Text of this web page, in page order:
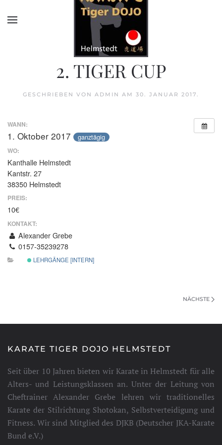
2. TIGER CUP
GESCHRIEBEN VON ADMIN AM 30. JANUAR 2017.
WANN:
1. Oktober 2017 ganztägig
WO:
Kanthalle Helmstedt
Kantstr. 27
38350 Helmstedt
PREIS:
10€
KONTAKT:
Alexander Grebe
0157-35239278
LEHRGÄNGE [INTERN]
NÄCHSTE
KARATE TIGER DOJO HELMSTEDT
Seit über 10 Jahren bieten wir Karate in Helmstedt für alle
Alters- und Leistungsklassen an. Unter der Leitung von
Cheftrainer Alexander Grebe lehren wir traditionelles
Karate der Stilrichtung Shotokan, Selbstverteidigung und
Fitness. Wir sind Mitglied des DJKB (Deutscher JKA-Karate
Bund e.V.)